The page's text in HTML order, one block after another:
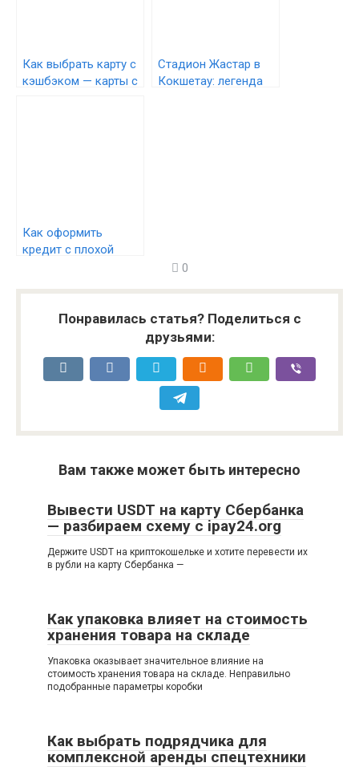
Как выбрать карту с
кэшбэком — карты с
Стадион Жастар в
Кокшетау: легенда
Как оформить
кредит с плохой
0
Понравилась статья? Поделиться с
друзьями:
Вам также может быть интересно
Вывести USDT на карту Сбербанка
— разбираем схему с ipay24.org
Держите USDT на криптокошельке и хотите перевести их
в рубли на карту Сбербанка —
Как упаковка влияет на стоимость
хранения товара на складе
Упаковка оказывает значительное влияние на
стоимость хранения товара на складе. Неправильно
подобранные параметры коробки
Как выбрать подрядчика для
комплексной аренды спецтехники